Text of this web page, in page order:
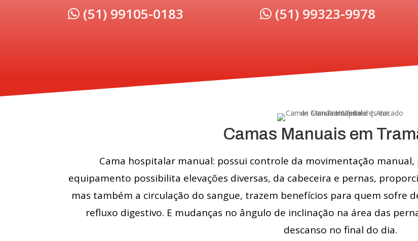
(51) 99105-0183 (51) 99323-9978
Camas Manuais em
Cama hospitalar manual: possui controle da movimentação
equipamento possibilita elevações diversas, da cabeceira e pernas,
mas também a circulação do sangue, trazem benefícios para quem sofre
refluxo digestivo. E mudanças no ângulo de inclinação na área das
descanso no final do dia.